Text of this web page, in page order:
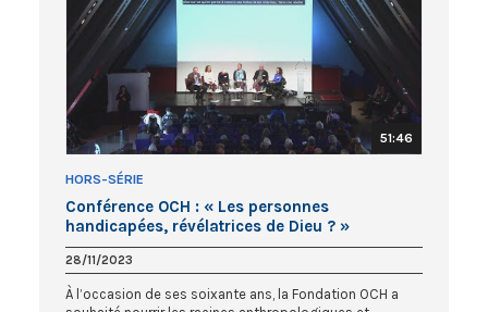
51:46
HORS-SÉRIE
Conférence OCH : « Les personnes
handicapées, révélatrices de Dieu ? »
28/11/2023
À l’occasion de ses soixante ans, la Fondation OCH a